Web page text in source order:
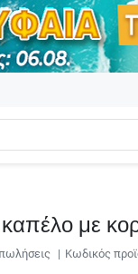
καπέλο με
Κωδικός